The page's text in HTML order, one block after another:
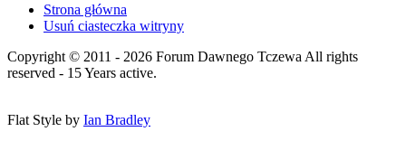
Strona główna
Usuń ciasteczka witryny
Copyright © 2011 - 2026 Forum Dawnego Tczewa All rights
reserved - 15 Years active.
Flat Style by Ian Bradley